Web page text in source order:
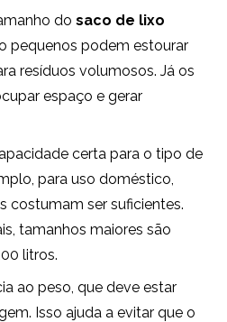
dosaco de lixo
pequenos podem estourar
resíduos volumosos. Já os
espaço e gerar
certa para o tipo de
para uso doméstico,
costumam ser suficientes.
tamanhos maiores são
litros.
ao peso, que deve estar
Isso ajuda a evitar que o